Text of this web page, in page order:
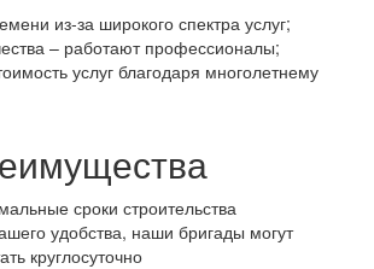
из-за широкого спектра услуг;
– работают профессионалы;
услуг благодаря многолетнему
сроки строительства
удобства, наши бригады могут
круглосуточно